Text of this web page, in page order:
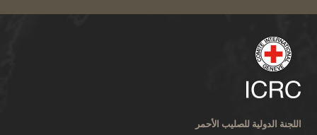
اللجنة الدولية للصليب الأحمر